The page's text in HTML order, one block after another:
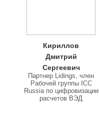
Кириллов
Дмитрий
Сергеевич
Партнер Lidings, член
Рабочей группы ICC
Russia по цифровизации
расчетов ВЭД